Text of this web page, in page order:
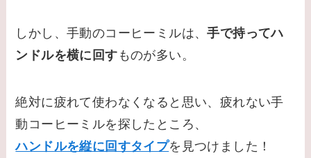
しかし、手動のコーヒーミルは、手で持ってハ
ンドルを横に回す ものが多い。
絶対に疲れて使わなくなると思い、疲れない手
動コーヒーミルを探したところ、
ハンドルを縦に回すタイプを見つけました！